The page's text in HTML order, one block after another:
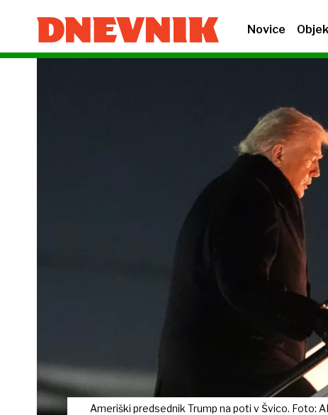
Novice
Ameriški predsednik Trump na poti v Švico. Foto: